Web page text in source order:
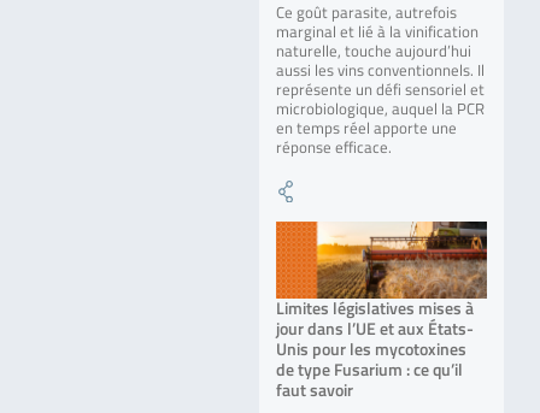
Ce goût parasite, autrefois
marginal et lié à la vinification
naturelle, touche aujourd’hui
aussi les vins conventionnels. Il
représente un défi sensoriel et
microbiologique, auquel la PCR
en temps réel apporte une
réponse efficace.
Limites législatives mises à
jour dans l’UE et aux États-
Unis pour les mycotoxines
de type Fusarium : ce qu’il
faut savoir